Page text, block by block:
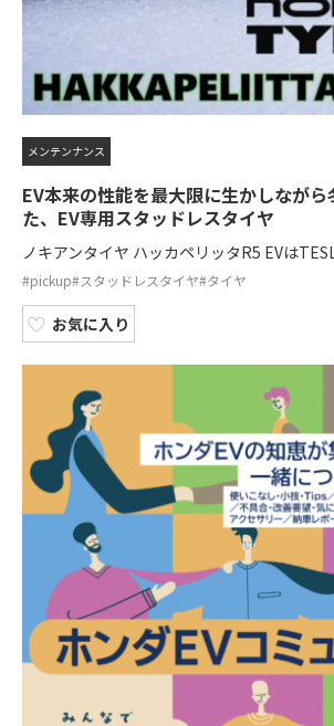
メンテンナンス
EV本来の性能を最大限に生かしなが
た、EV専用スタッドレスタイヤ
ノキアンタイヤ ハッカペリッタR5 EVは
#pickup#スタッドレスタイヤ#タイヤ
お気に入り